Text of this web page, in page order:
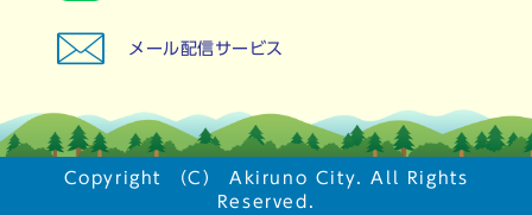
メール配信サービス
Copyright （C） Akiruno City. All Rights
Reserved.